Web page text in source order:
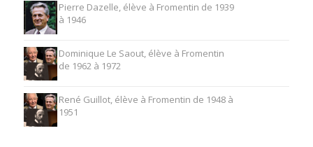
Pierre Dazelle, élève à Fromentin de 1939
à 1946
Dominique Le Saout, élève à Fromentin
de 1962 à 1972
René Guillot, élève à Fromentin de 1948 à
1951